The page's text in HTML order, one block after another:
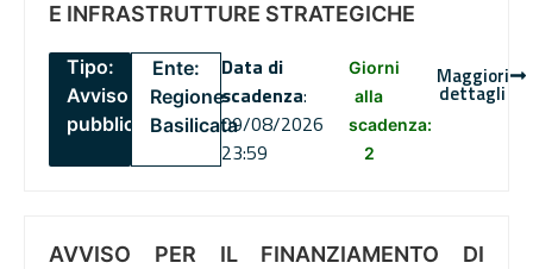
E INFRASTRUTTURE STRATEGICHE
Tipo:
Avviso
pubblico
Ente:
Regione
Basilicata
Data di
scadenza:
09/08/2026
23:59
Giorni
alla
scadenza:
2
Maggiori
dettagli
AVVISO PER IL FINANZIAMENTO DI